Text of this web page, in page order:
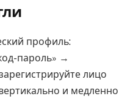
профиль:
пароль» →
лицо
и медленно